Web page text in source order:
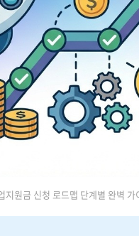
지원금 신청 로드맵 단계별 완벽 가